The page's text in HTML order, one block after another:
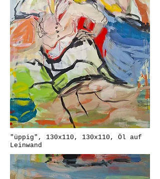
"üppig", 130x110, 130x110, Öl auf
Leinwand